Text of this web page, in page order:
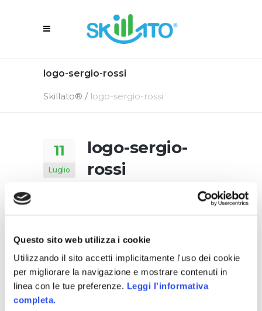
Questo sito web utilizza i cookie
Utilizzando il sito accetti implicitamente l'uso dei cookie
per migliorare la navigazione e mostrare contenuti in
linea con le tue preferenze. Leggi l'informativa
completa.
logo-sergio-rossi
Skillato® / logo-sergio-rossi
11
Luglio
logo-sergio-
rossi